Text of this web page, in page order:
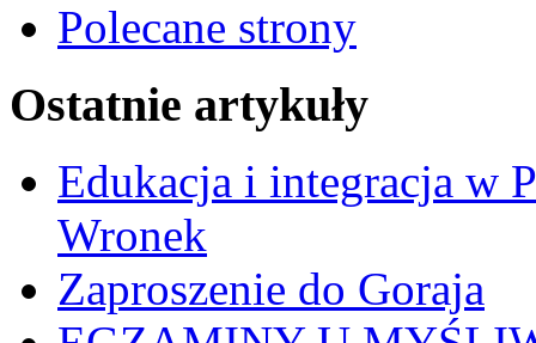
Polecane strony
Ostatnie artykuły
Edukacja i integracja w
Wronek
Zaproszenie do Goraja